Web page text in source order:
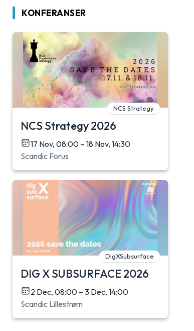
KONFERANSER
NCS Strategy
NCS Strategy 2026
17 Nov, 08:00 – 18 Nov, 14:30
Scandic Forus
DigXSubsurface
DIG X SUBSURFACE 2026
2 Dec, 08:00 – 3 Dec, 14:00
Scandic Lillestrøm